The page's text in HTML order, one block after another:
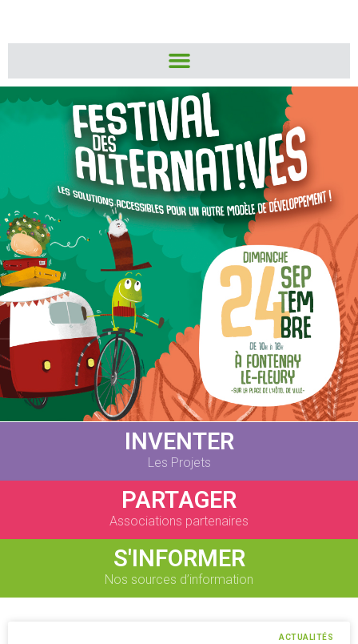
INVENTER
Les Projets
PARTAGER
Associations partenaires
S'INFORMER
Nos sources d’information
ACTUALITÉS